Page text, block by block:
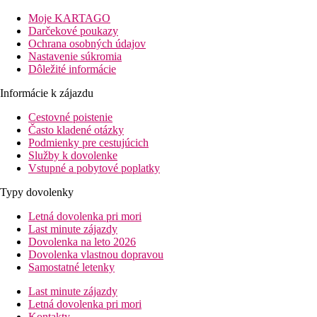
Vybavenie
Vstupná hala s recepciou, zmenáreň, výťahy, reštaurácia s
terasou, bary, vonkajší bazén, terasa na slnenie s lehátkami a
slnečníkmi zdarma.
Dvojlôžková izba, Superior:
individuálna klimatizácia, minibar (za poplatok), trezor (za
poplatok), balkón alebo terasa.
Dvojposteľová izba, Superior, Promo:
Pláž
Piesočná pláž vzdialená cca 300 m od hotela. Lehátka, slnečníky
a osušky za poplatok.
Stravovanie
Polpenzia
Raňajky a večere formou bufetu.
Moje KARTAGO
Darčekové poukazy
Ochrana osobných údajov
Nastavenie súkromia
Dôležité informácie
Informácie k zájazdu
Cestovné poistenie
Často kladené otázky
Podmienky pre cestujúcich
Služby k dovolenke
Vstupné a pobytové poplatky
Typy dovolenky
Letná dovolenka pri mori
Last minute zájazdy
Dovolenka na leto 2026
Dovolenka vlastnou dopravou
Samostatné letenky
Last minute zájazdy
Letná dovolenka pri mori